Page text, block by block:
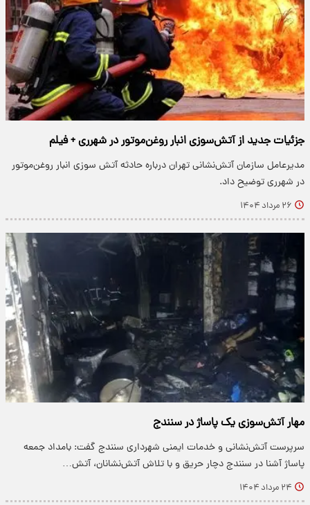
جزئیات جدید از آتش‌سوزی انبار روغن‌موتور در شهرری + فیلم
مدیرعامل سازمان آتش‌نشانی تهران درباره حادثه آتش سوزی انبار روغن‌موتور
در شهرری توضیح داد.
۲۶ مرداد ۱۴۰۴
مهار آتش‌سوزی یک پاساژ در سنندج
سرپرست آتش‌نشانی و خدمات ایمنی شهرداری سنندج گفت: بامداد جمعه
پاساژ آشنا در سنندج دچار حریق و با تلاش آتش‌نشانان، آتش…
۲۴ مرداد ۱۴۰۴